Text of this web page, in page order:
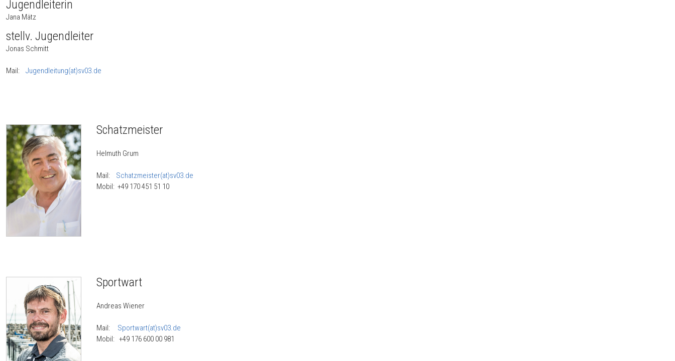
Jugendleiterin
Jana Mätz
stellv. Jugendleiter
Jonas Schmitt
Mail: Jugendleitung(at)sv03.de
Schatzmeister
Helmuth Grum
Mail: Schatzmeister(at)sv03.de
Mobil: +49 170 451 51 10
Sportwart
Andreas Wiener
Mail: Sportwart(at)sv03.de
Mobil: +49 ‭176 600 00 981